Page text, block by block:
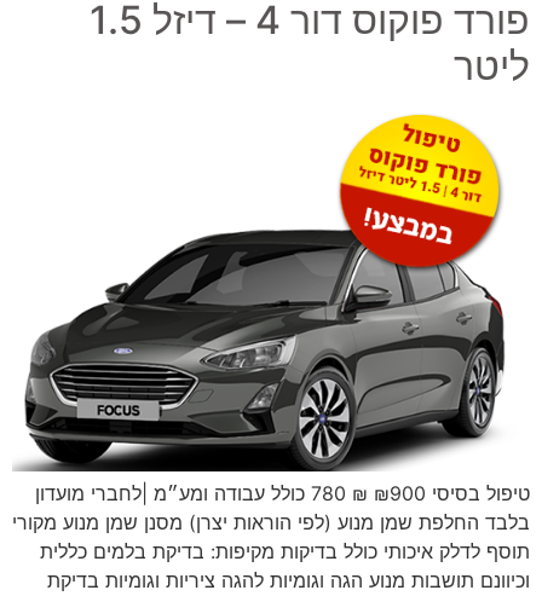
פורד פוקוס דור 4 – דיזל 1.5
ליטר
טיפול בסיסי ₪900 ₪ 780 כולל עבודה ומע״מ |לחברי מועדון
בלבד החלפת שמן מנוע (לפי הוראות יצרן) מסנן שמן מנוע מקורי
תוסף לדלק איכותי כולל בדיקות מקיפות: בדיקת בלמים כללית
וכיוונם תושבות מנוע הגה וגומיות להגה ציריות וגומיות בדיקת